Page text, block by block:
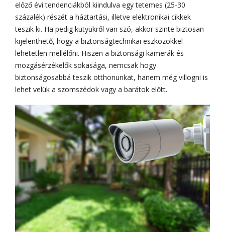
előző évi tendenciákból kiindulva egy tetemes (25-30
százalék) részét a háztartási, illetve elektronikai cikkek
teszik ki. Ha pedig kütyükről van szó, akkor szinte biztosan
kijelenthető, hogy a biztonságtechnikai eszközökkel
lehetetlen mellélőni. Hiszen a biztonsági kamerák és
mozgásérzékelők sokasága, nemcsak hogy
biztonságosabbá teszik otthonunkat, hanem még villogni is
lehet velük a szomszédok vagy a barátok előtt.